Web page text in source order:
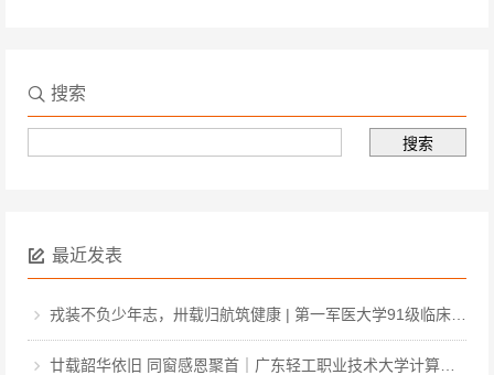
搜索
最近发表
戎装不负少年志，卅载归航筑健康 | 第一军医大学91级临床·中医·医工本科毕业三十周年聚会
廿载韶华依旧 同窗感恩聚首｜广东轻工职业技术大学计算机软件031班毕业二十周年聚会